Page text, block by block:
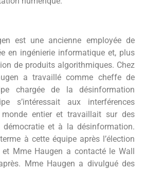
est une ancienne employée de
en ingénierie informatique et, plus
de produits algorithmiques. Chez
a travaillé comme cheffe de
chargée de la désinformation
s’intéressait aux interférences
entier et travaillait sur des
et à la désinformation.
à cette équipe après l’élection
Mme Haugen a contacté le Wall
Mme Haugen a divulgué des